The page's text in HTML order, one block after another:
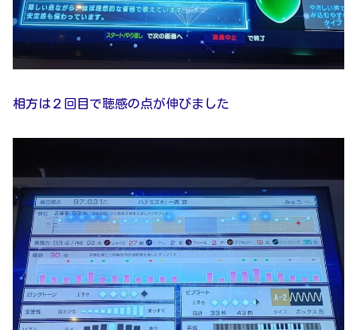
相方は２回目で聴感の点が伸びました